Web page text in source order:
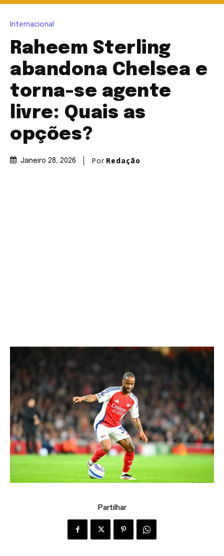
Internacional
Raheem Sterling
abandona Chelsea e
torna-se agente
livre: Quais as
opções?
Janeiro 28, 2026 Por Redação
Partilhar